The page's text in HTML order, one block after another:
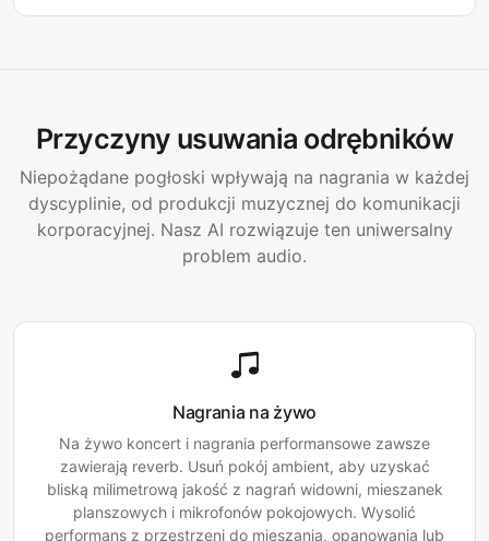
Przyczyny usuwania odrębników
Niepożądane pogłoski wpływają na nagrania w każdej
dyscyplinie, od produkcji muzycznej do komunikacji
korporacyjnej. Nasz AI rozwiązuje ten uniwersalny
problem audio.
Nagrania na żywo
Na żywo koncert i nagrania performansowe zawsze
zawierają reverb. Usuń pokój ambient, aby uzyskać
bliską milimetrową jakość z nagrań widowni, mieszanek
planszowych i mikrofonów pokojowych. Wysolić
performans z przestrzeni do mieszania, opanowania lub